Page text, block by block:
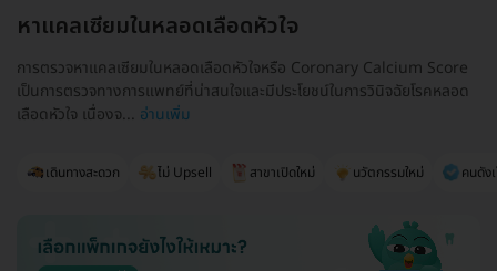
เดินทางสะดวก ไม่ Upsell สาขาเปิดใหม่ นวัตกรรมใหม่ คนดัง
หาแคลเซียมในหลอดเลือดหัวใจ
การตรวจหาแคลเซียมในหลอดเลือดหัวใจหรือ Coronary Calcium Score
เป็นการตรวจทางการแพทย์ที่น่าสนใจและมีประโยชน์ในการวินิจฉัยโรคหลอด
เลือดหัวใจ เนื่องจ... อ่านเพิ่ม